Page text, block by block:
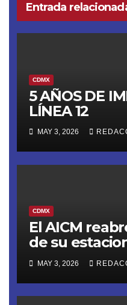
Entrada
CDMX
5 AÑOS DE
LÍNEA 12
MAY 3, 2026
CDMX
El AICM
de su
MAY 3, 2026